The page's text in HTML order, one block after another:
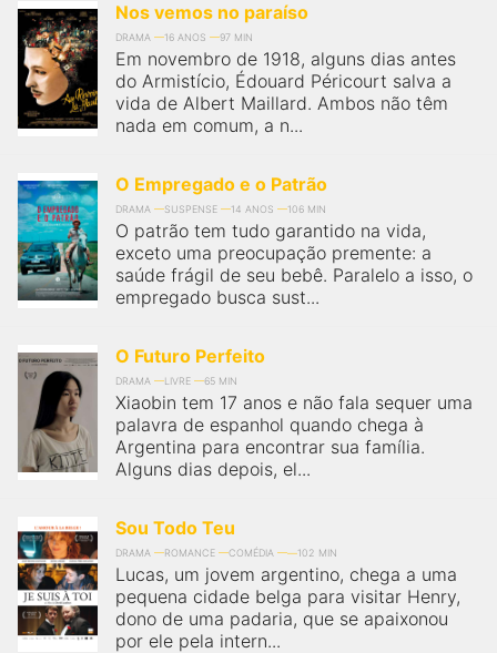
Nos vemos no paraíso
DRAMA 16 ANOS 97 MIN
Em novembro de 1918, alguns dias antes
do Armistício, Édouard Péricourt salva a
vida de Albert Maillard. Ambos não têm
nada em comum, a n...
O Empregado e o Patrão
DRAMA SUSPENSE 14 ANOS 106 MIN
O patrão tem tudo garantido na vida,
exceto uma preocupação premente: a
saúde frágil de seu bebê. Paralelo a isso, o
empregado busca sust...
O Futuro Perfeito
DRAMA LIVRE 65 MIN
Xiaobin tem 17 anos e não fala sequer uma
palavra de espanhol quando chega à
Argentina para encontrar sua família.
Alguns dias depois, el...
Sou Todo Teu
DRAMA ROMANCE COMÉDIA 102 MIN
Lucas, um jovem argentino, chega a uma
pequena cidade belga para visitar Henry,
dono de uma padaria, que se apaixonou
por ele pela intern...